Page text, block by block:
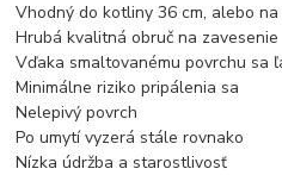
Vhodný do kotliny 36 cm, alebo
Hrubá kvalitná obruč na zavesenie
Vďaka smaltovanému povrchu sa
Minimálne riziko pripálenia sa
Nelepivý povrch
Po umytí vyzerá stále rovnako
Nízka údržba a starostlivosť